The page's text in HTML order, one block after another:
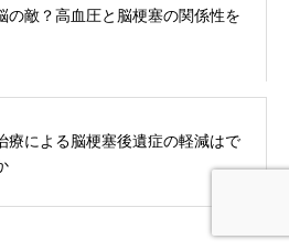
の敵？高血圧と脳梗塞の関係性を
療による脳梗塞後遺症の軽減はで